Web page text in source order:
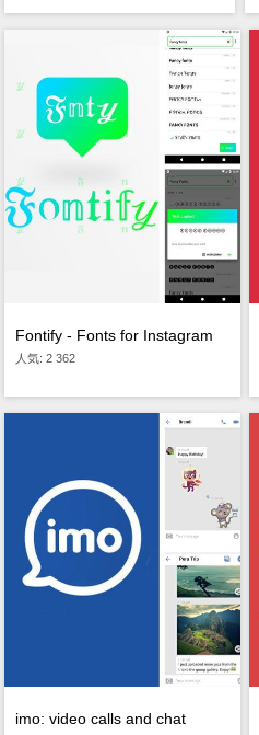
Fontify - Fonts for Instagram
人気: 2 362
imo: video calls and chat